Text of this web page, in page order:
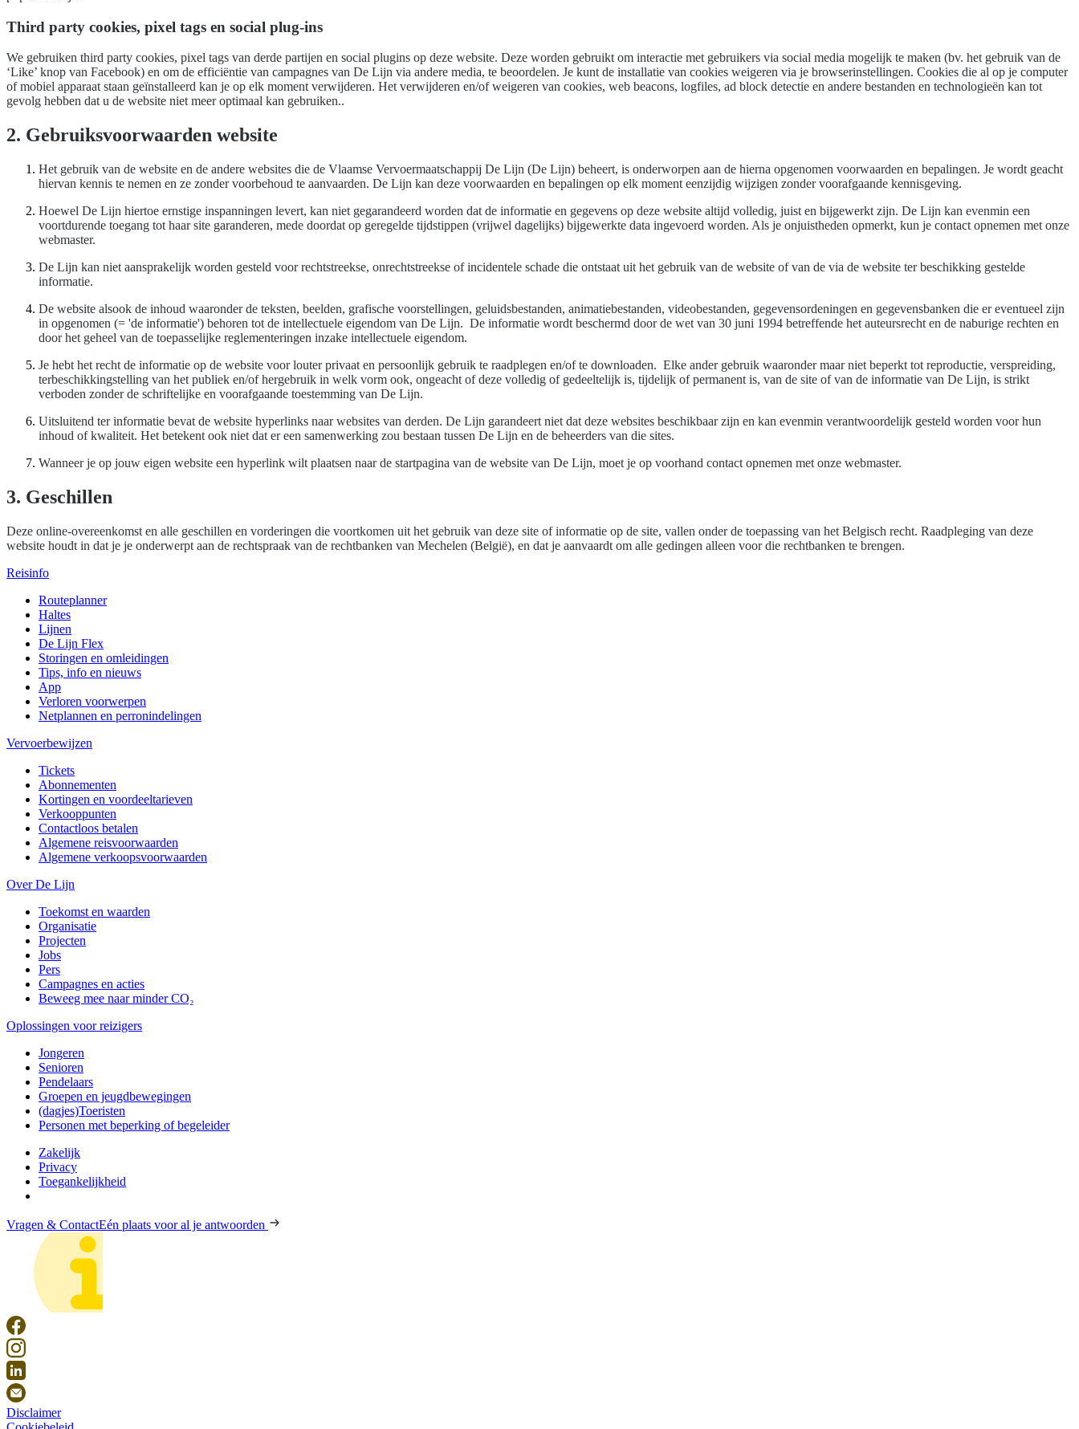
Third party cookies, pixel tags en social plug-ins
We gebruiken third party cookies, pixel tags van derde partijen en social plugins op deze website. Deze worden gebruikt om interactie met gebruikers via social media mogelijk te maken (bv. het gebruik van de
‘Like’ knop van Facebook) en om de efficiëntie van campagnes van De Lijn via andere media, te beoordelen. Je kunt de installatie van cookies weigeren via je browserinstellingen. Cookies die al op je computer
of mobiel apparaat staan geïnstalleerd kan je op elk moment verwijderen. Het verwijderen en/of weigeren van cookies, web beacons, logfiles, ad block detectie en andere bestanden en technologieën kan tot
gevolg hebben dat u de website niet meer optimaal kan gebruiken..
2. Gebruiksvoorwaarden website
Het gebruik van de website en de andere websites die de Vlaamse Vervoermaatschappij De Lijn (De Lijn) beheert, is onderworpen aan de hierna opgenomen voorwaarden en bepalingen. Je wordt geacht
hiervan kennis te nemen en ze zonder voorbehoud te aanvaarden. De Lijn kan deze voorwaarden en bepalingen op elk moment eenzijdig wijzigen zonder voorafgaande kennisgeving.
Hoewel De Lijn hiertoe ernstige inspanningen levert, kan niet gegarandeerd worden dat de informatie en gegevens op deze website altijd volledig, juist en bijgewerkt zijn. De Lijn kan evenmin een
voortdurende toegang tot haar site garanderen, mede doordat op geregelde tijdstippen (vrijwel dagelijks) bijgewerkte data ingevoerd worden. Als je onjuistheden opmerkt, kun je contact opnemen met onze
webmaster.
De Lijn kan niet aansprakelijk worden gesteld voor rechtstreekse, onrechtstreekse of incidentele schade die ontstaat uit het gebruik van de website of van de via de website ter beschikking gestelde
informatie.
De website alsook de inhoud waaronder de teksten, beelden, grafische voorstellingen, geluidsbestanden, animatiebestanden, videobestanden, gegevensordeningen en gegevensbanken die er eventueel zijn
in opgenomen (= 'de informatie') behoren tot de intellectuele eigendom van De Lijn. De informatie wordt beschermd door de wet van 30 juni 1994 betreffende het auteursrecht en de naburige rechten en
door het geheel van de toepasselijke reglementeringen inzake intellectuele eigendom.
Je hebt het recht de informatie op de website voor louter privaat en persoonlijk gebruik te raadplegen en/of te downloaden. Elke ander gebruik waaronder maar niet beperkt tot reproductie, verspreiding,
terbeschikkingstelling van het publiek en/of hergebruik in welk vorm ook, ongeacht of deze volledig of gedeeltelijk is, tijdelijk of permanent is, van de site of van de informatie van De Lijn, is strikt
verboden zonder de schriftelijke en voorafgaande toestemming van De Lijn.
Uitsluitend ter informatie bevat de website hyperlinks naar websites van derden. De Lijn garandeert niet dat deze websites beschikbaar zijn en kan evenmin verantwoordelijk gesteld worden voor hun
inhoud of kwaliteit. Het betekent ook niet dat er een samenwerking zou bestaan tussen De Lijn en de beheerders van die sites.
Wanneer je op jouw eigen website een hyperlink wilt plaatsen naar de startpagina van de website van De Lijn, moet je op voorhand contact opnemen met onze webmaster.
3. Geschillen
Deze online-overeenkomst en alle geschillen en vorderingen die voortkomen uit het gebruik van deze site of informatie op de site, vallen onder de toepassing van het Belgisch recht. Raadpleging van deze
website houdt in dat je je onderwerpt aan de rechtspraak van de rechtbanken van Mechelen (België), en dat je aanvaardt om alle gedingen alleen voor die rechtbanken te brengen.
Reisinfo
Routeplanner
Haltes
Lijnen
De Lijn Flex
Storingen en omleidingen
Tips, info en nieuws
App
Verloren voorwerpen
Netplannen en perronindelingen
Vervoerbewijzen
Tickets
Abonnementen
Kortingen en voordeeltarieven
Verkooppunten
Contactloos betalen
Algemene reisvoorwaarden
Algemene verkoopsvoorwaarden
Over De Lijn
Toekomst en waarden
Organisatie
Projecten
Jobs
Pers
Campagnes en acties
Beweeg mee naar minder CO₂
Oplossingen voor reizigers
Jongeren
Senioren
Pendelaars
Groepen en jeugdbewegingen
(dagjes)Toeristen
Personen met beperking of begeleider
Zakelijk
Privacy
Toegankelijkheid
Vragen & ContactEén plaats voor al je antwoorden
Disclaimer